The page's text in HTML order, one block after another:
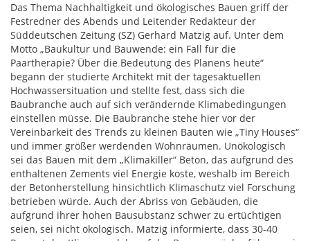
Das Thema Nachhaltigkeit und ökologisches Bauen griff der
Festredner des Abends und Leitender Redakteur der
Süddeutschen Zeitung (SZ) Gerhard Matzig auf. Unter dem
Motto „Baukultur und Bauwende: ein Fall für die
Paartherapie? Über die Bedeutung des Planens heute“
begann der studierte Architekt mit der tagesaktuellen
Hochwassersituation und stellte fest, dass sich die
Baubranche auch auf sich verändernde Klimabedingungen
einstellen müsse. Die Baubranche stehe hier vor der
Vereinbarkeit des Trends zu kleinen Bauten wie „Tiny Houses“
und immer größer werdenden Wohnräumen. Unökologisch
sei das Bauen mit dem „Klimakiller“ Beton, das aufgrund des
enthaltenen Zements viel Energie koste, weshalb im Bereich
der Betonherstellung hinsichtlich Klimaschutz viel Forschung
betrieben würde. Auch der Abriss von Gebäuden, die
aufgrund ihrer hohen Bausubstanz schwer zu ertüchtigen
seien, sei nicht ökologisch. Matzig informierte, dass 30-40